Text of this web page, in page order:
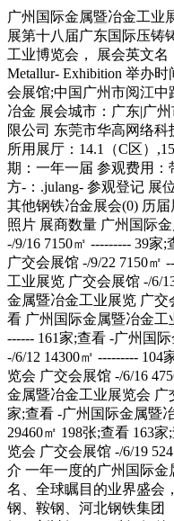
广州国际金属暨冶金工业展览会第十八届广州国际不锈钢工业展第十八届广东国际压铸铸造工业展览会暨首届泛珠三角铸造工业博览会， 展会英文名：- Guangzhou International Metal & Metallur- Exhibition 举办时间：-/6/28----/6/30 举办展馆：广交会展馆;中国广州市阅江中路380号 乘车路线 所属行业：钢铁冶金 展会城市：广东|广州市 承办单位：广州巨浪展览策划有限公司 东莞市华高网络科技有限公司 展会面积：14300平方米 所用展厅：14.1（C区）,15.1（C区）, 举办届数：18届 举办周期：一年一届 参观费用：带名片现场登记免费参观 官方-：.julang- 参观登记 展位预订 设计搭建 本展会所属专题：